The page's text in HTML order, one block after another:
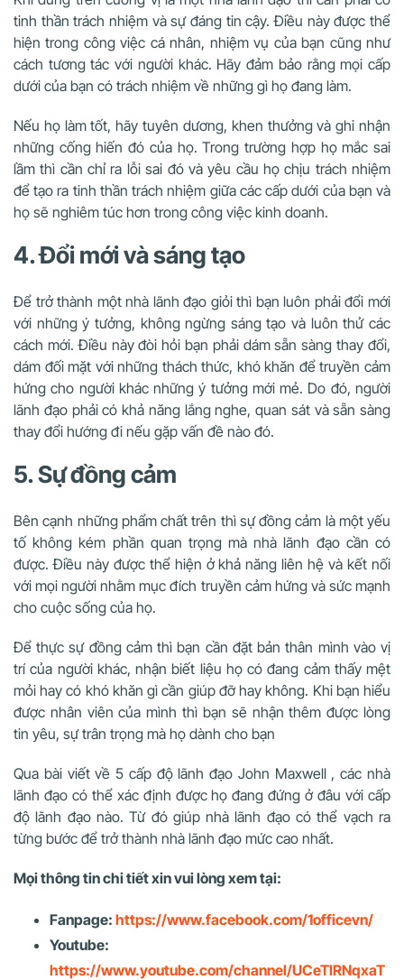
tinh thần trách nhiệm và sự đáng tin cậy. Điều này được thể
hiện trong công việc cá nhân, nhiệm vụ của bạn cũng như
cách tương tác với người khác. Hãy đảm bảo rằng mọi cấp
dưới của bạn có trách nhiệm về những gì họ đang làm.
Nếu họ làm tốt, hãy tuyên dương, khen thưởng và ghi nhận
những cống hiến đó của họ. Trong trường hợp họ mắc sai
lầm thì cần chỉ ra lỗi sai đó và yêu cầu họ chịu trách nhiệm
để tạo ra tinh thần trách nhiệm giữa các cấp dưới của bạn và
họ sẽ nghiêm túc hơn trong công việc kinh doanh.
4. Đổi mới và sáng tạo
Để trở thành một nhà lãnh đạo giỏi thì bạn luôn phải đổi mới
với những ý tưởng, không ngừng sáng tạo và luôn thử các
cách mới. Điều này đòi hỏi bạn phải dám sẵn sàng thay đổi,
dám đối mặt với những thách thức, khó khăn để truyền cảm
hứng cho người khác những ý tưởng mới mẻ. Do đó, người
lãnh đạo phải có khả năng lắng nghe, quan sát và sẵn sàng
thay đổi hướng đi nếu gặp vấn đề nào đó.
5. Sự đồng cảm
Bên cạnh những phẩm chất trên thì sự đồng cảm là một yếu
tố không kém phần quan trọng mà nhà lãnh đạo cần có
được. Điều này được thể hiện ở khả năng liên hệ và kết nối
với mọi người nhằm mục đích truyền cảm hứng và sức mạnh
cho cuộc sống của họ.
Để thực sự đồng cảm thì bạn cần đặt bản thân mình vào vị
trí của người khác, nhận biết liệu họ có đang cảm thấy mệt
mỏi hay có khó khăn gì cần giúp đỡ hay không. Khi bạn hiểu
được nhân viên của mình thì bạn sẽ nhận thêm được lòng
tin yêu, sự trân trọng mà họ dành cho bạn
Qua bài viết về 5 cấp độ lãnh đạo John Maxwell , các nhà
lãnh đạo có thể xác định được họ đang đứng ở đâu với cấp
độ lãnh đạo nào. Từ đó giúp nhà lãnh đạo có thể vạch ra
từng bước để trở thành nhà lãnh đạo mức cao nhất.
Mọi thông tin chi tiết xin vui lòng xem tại:
Fanpage: https://www.facebook.com/1officevn/
Youtube:
https://www.youtube.com/channel/UCeTIRNqxaT